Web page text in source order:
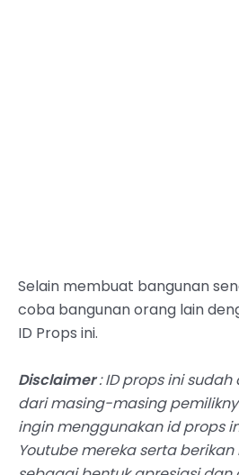
Selain membuat bangunan
coba bangunan orang lain
ID Props ini.
Disclaimer: ID props ini
dari masing-masing
ingin menggunakan id props
Youtube mereka serta berikan